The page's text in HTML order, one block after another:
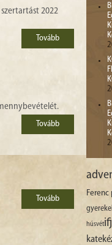
2022
Tovább
Tovább
Tovább
Ferenc
húsvét